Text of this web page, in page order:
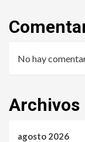
No hay
Archivos
agosto 2026